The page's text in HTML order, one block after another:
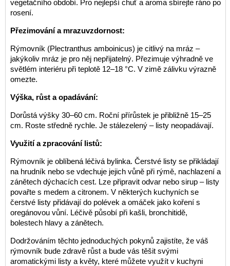
vegetačního období. Pro nejlepší chuť a aroma sbírejte ráno po
rosení.
Přezimování a mrazuvzdornost:
Rýmovník (Plectranthus amboinicus) je citlivý na mráz –
jakýkoliv mráz je pro něj nepřijatelný. Přezimuje výhradně ve
světlém interiéru při teplotě 12–18 °C. V zimě zálivku výrazně
omezte.
Výška, růst a opadávání:
Dorůstá výšky 30–60 cm. Roční přírůstek je přibližně 15–25
cm. Roste středně rychle. Je stálezelený – listy neopadávají.
Využití a zpracování listů:
Rýmovník je oblíbená léčivá bylinka. Čerstvé listy se přikládají
na hrudník nebo se vdechuje jejich vůně při rýmě, nachlazení a
zánětech dýchacích cest. Lze připravit odvar nebo sirup – listy
povařte s medem a citronem. V některých kuchyních se
čerstvé listy přidávají do polévek a omáček jako koření s
oregánovou vůní. Léčivě působí při kašli, bronchitidě,
bolestech hlavy a zánětech.
Dodržováním těchto jednoduchých pokynů zajistíte, že váš
rýmovník bude zdravě růst a bude vás těšit svými
aromatickými listy a květy, které můžete využít v kuchyni